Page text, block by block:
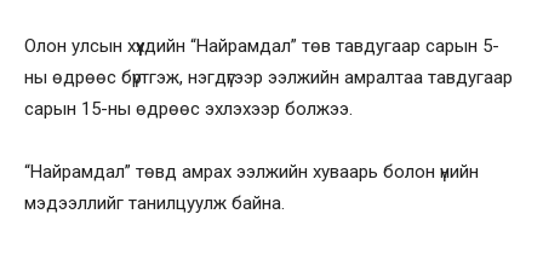
Олон улсын хүүхдийн “Найрамдал” төв тавдугаар сарын 5-
ны өдрөөс бүртгэж, нэгдүгээр ээлжийн амралтаа тавдугаар
сарын 15-ны өдрөөс эхлэхээр болжээ.
“Найрамдал” төвд амрах ээлжийн хуваарь болон үнийн
мэдээллийг танилцуулж байна.